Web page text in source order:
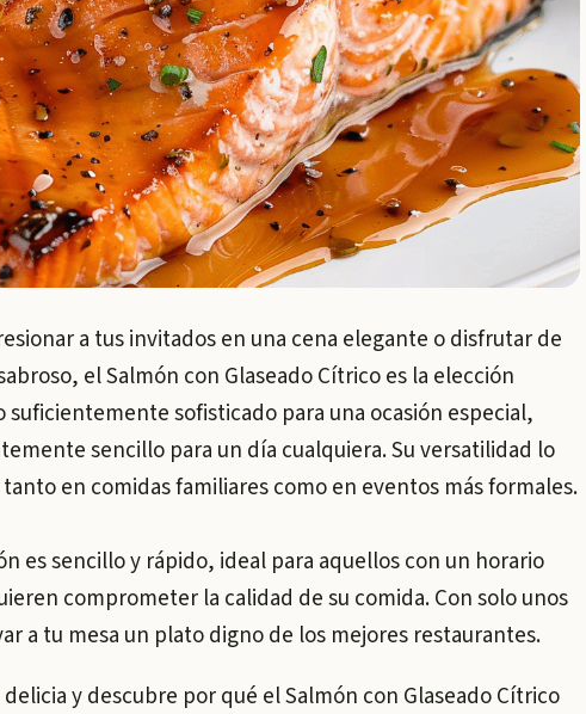
a tus invitados en una cena elegante o disfrutar de
el Salmón con Glaseado Cítrico es la elección
suficientemente sofisticado para una ocasión especial,
sencillo para un día cualquiera. Su versatilidad lo
en comidas familiares como en eventos más formales.
es sencillo y rápido, ideal para aquellos con un horario
comprometer la calidad de su comida. Con solo unos
a tu mesa un plato digno de los mejores restaurantes.
y descubre por qué el Salmón con Glaseado Cítrico